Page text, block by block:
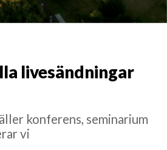
livesändningar
konferens, seminarium
vi